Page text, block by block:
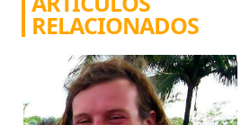
RELACIONADOS